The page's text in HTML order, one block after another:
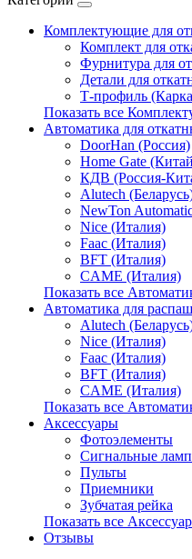
Комплектующие для
Комплект для
Фурнитура для
Детали для
Т-профиль
Показать все
Автоматика для
DoorHan (Россия)
Home Gate
КДВ (Россия-
Alutech
NewTon
Nice (Италия)
Faac (Италия)
BFT (Италия)
CAME (Италия)
Показать все
Автоматика для
Alutech
Nice (Италия)
Faac (Италия)
BFT (Италия)
CAME (Италия)
Показать все
Аксессуары
Фотоэлементы
Сигнальные
Пульты
Приемники
Зубчатая рейка
Показать все
Отзывы